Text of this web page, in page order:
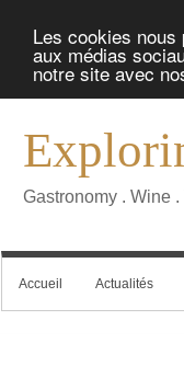
Les cookies
aux médias
notre site avec
Gastronomy . Wine .
Accueil Actualités